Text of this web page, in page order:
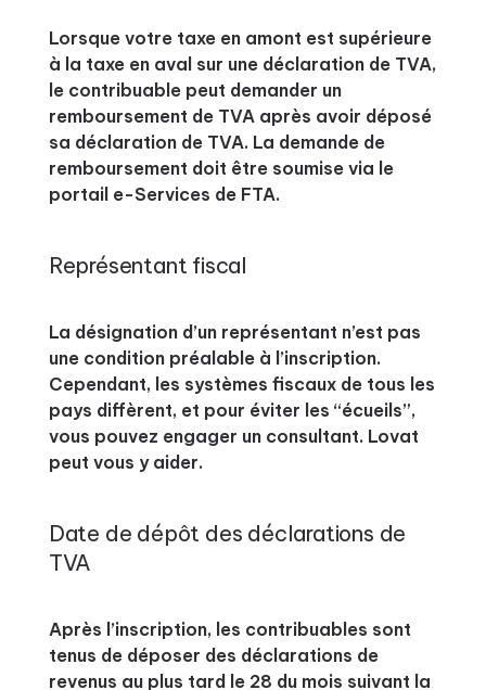
Lorsque votre taxe en amont est supérieure
à la taxe en aval sur une déclaration de TVA,
le contribuable peut demander un
remboursement de TVA après avoir déposé
sa déclaration de TVA. La demande de
remboursement doit être soumise via le
portail e-Services de FTA.
Représentant fiscal
La désignation d’un représentant n’est pas
une condition préalable à l’inscription.
Cependant, les systèmes fiscaux de tous les
pays diffèrent, et pour éviter les “écueils”,
vous pouvez engager un consultant. Lovat
peut vous y aider.
Date de dépôt des déclarations de
TVA
Après l’inscription, les contribuables sont
tenus de déposer des déclarations de
revenus au plus tard le 28 du mois suivant la